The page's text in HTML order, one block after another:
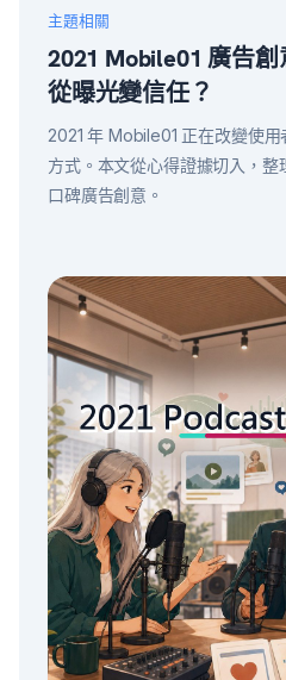
主題相關
2021 Mobile01 廣告
從曝光變信任？
2021 年 Mobile01 正在改變使
方式。本文從心得證據切入，
口碑廣告創意。